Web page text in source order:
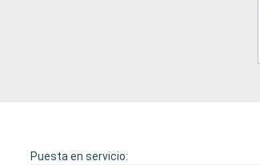
Puesta en servicio: